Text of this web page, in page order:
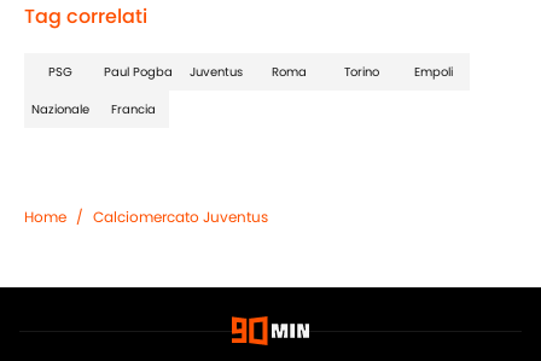
Tag correlati
PSG Paul Pogba Juventus Roma Torino Empoli
Nazionale Francia
Home / Calciomercato Juventus